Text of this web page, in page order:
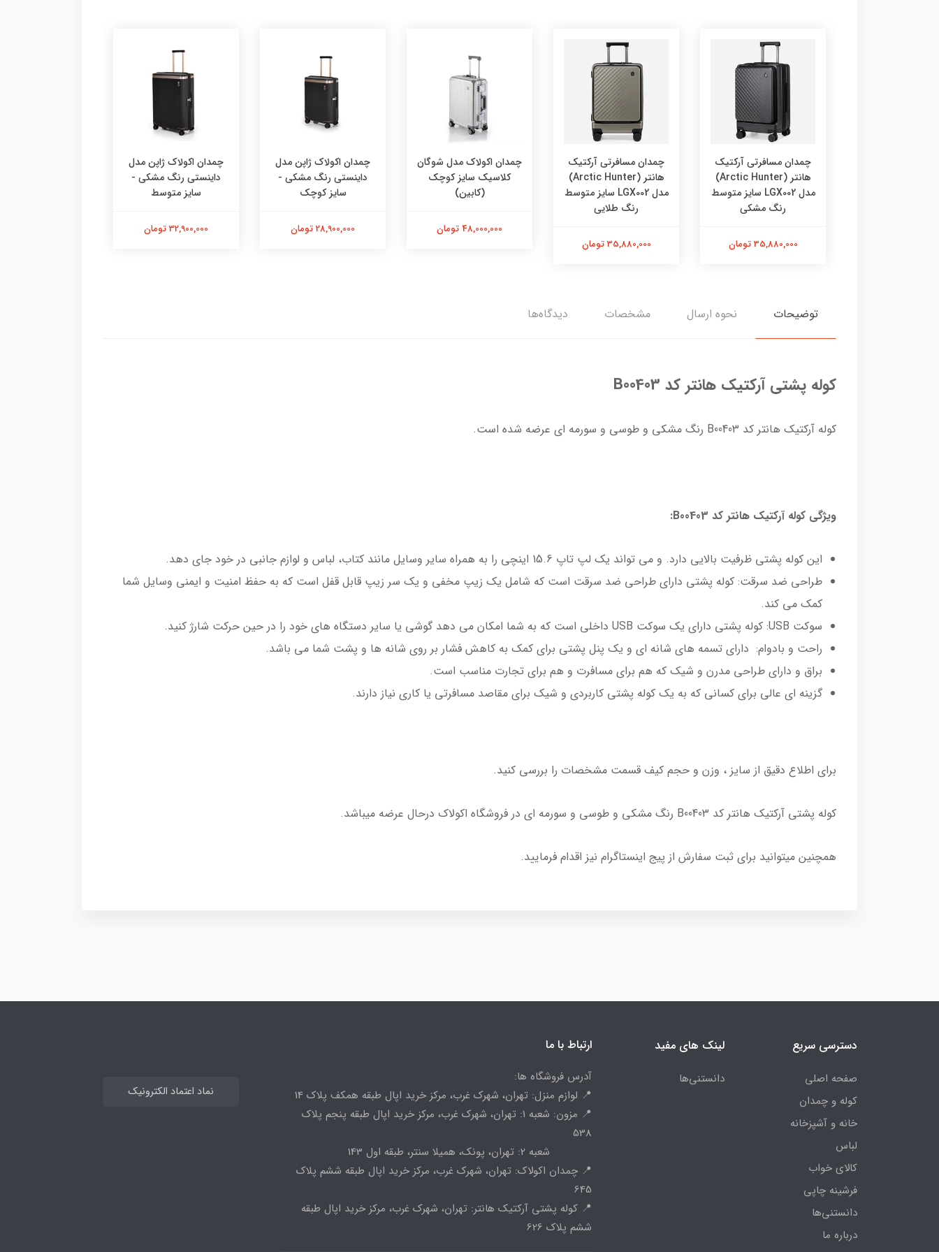
چمدان مسافرتی آرکتیک
هانتر (Arctic Hunter)
مدل LGX002 سایز متوسط
رنگ مشکی
35,880,000 تومان
چمدان مسافرتی آرکتیک
هانتر (Arctic Hunter)
مدل LGX002 سایز متوسط
رنگ طلایی
35,880,000 تومان
چمدان اکولاک مدل شوگان
کلاسیک سایز کوچک
(کابین)
48,000,000 تومان
چمدان اکولاک ژاپن مدل
داینستی رنگ مشکی -
سایز کوچک
28,900,000 تومان
چمدان اکولاک ژاپن مدل
داینستی رنگ مشکی -
سایز متوسط
32,900,000 تومان
توضیحات نحوه ارسال مشخصات دیدگاه‌ها
کوله پشتی آرکتیک هانتر کد B00403
کوله آرکتیک هانتر کد B00403 رنگ مشکی و طوسی و سورمه ای عرضه شده است.
ویژگی کوله آرکتیک هانتر کد B00403:
این کوله پشتی ظرفیت بالایی دارد. و می تواند یک لپ تاپ 15.6 اینچی را به همراه سایر وسایل مانند کتاب، لباس و لوازم جانبی در خود جای دهد.
طراحی ضد سرقت: کوله پشتی دارای طراحی ضد سرقت است که شامل یک زیپ مخفی و یک سر زیپ قابل قفل است که به حفظ امنیت و ایمنی وسایل شما
کمک می کند.
سوکت USB: کوله پشتی دارای یک سوکت USB داخلی است که به شما امکان می دهد گوشی یا سایر دستگاه های خود را در حین حرکت شارژ کنید.
راحت و بادوام: دارای تسمه های شانه ای و یک پنل پشتی برای کمک به کاهش فشار بر روی شانه ها و پشت شما می باشد.
براق و دارای طراحی مدرن و شیک که هم برای مسافرت و هم برای تجارت مناسب است.
گزینه ای عالی برای کسانی که به یک کوله پشتی کاربردی و شیک برای مقاصد مسافرتی یا کاری نیاز دارند.
برای اطلاع دقیق از سایز ، وزن و حجم کیف قسمت مشخصات را بررسی کنید.
کوله‌ پشتی آرکتیک هانتر کد B00403 رنگ مشکی و طوسی و سورمه ای در فروشگاه اکولاک درحال عرضه میباشد.
همچنین میتوانید برای ثبت سفارش از پیج اینستاگرام نیز اقدام فرمایید.
دسترسی سریع
صفحه اصلی
کوله و چمدان
خانه و آشپزخانه
لباس
کالای خواب
فرشینه چاپی
دانستنی‌ها
درباره ما
لینک های مفید
دانستنی‌ها
ارتباط با ما
آدرس فروشگاه ها:
📍 لوازم منزل: تهران، شهرک غرب، مرکز خرید اپال طبقه همکف پلاک 14
📍 مزون: شعبه 1: تهران، شهرک غرب، مرکز خرید اپال طبقه پنجم پلاک
538
شعبه 2: تهران، پونک، همیلا سنتر، طبقه اول 143
📍 چمدان اکولاک: تهران، شهرک غرب، مرکز خرید اپال طبقه ششم پلاک
645
📍 کوله پشتی آرکتیک هانتر: تهران، شهرک غرب، مرکز خرید اپال طبقه
ششم پلاک 626
نماد اعتماد الکترونیک